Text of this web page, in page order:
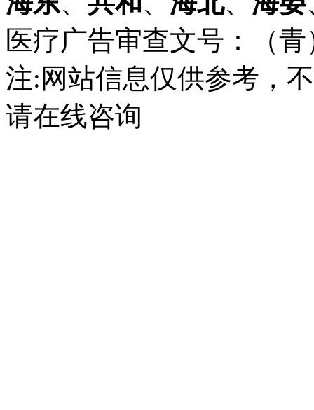
医疗广告审查文号：（
注:网站信息仅供参考，
请在线咨询